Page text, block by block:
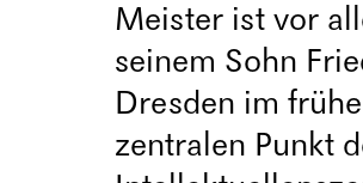
Meister ist vor
seinem Sohn
Dresden im
zentralen Punkt